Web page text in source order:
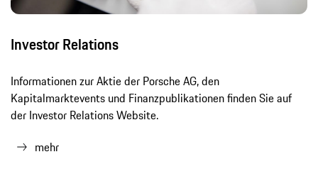
Investor Relations
Informationen zur Aktie der Porsche AG, den
Kapitalmarktevents und Finanzpublikationen finden Sie auf
der Investor Relations Website.
mehr